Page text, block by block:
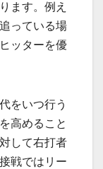
ます。例え
っている場
ッターを優
をいつ行う
高めること
して右打者
戦ではリー